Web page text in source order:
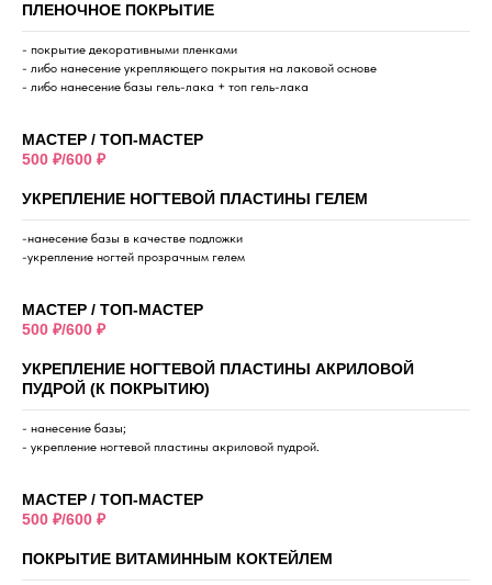
ПЛЕНОЧНОЕ ПОКРЫТИЕ
- покрытие декоративными пленками
- либо нанесение укрепляющего покрытия на лаковой основе
- либо нанесение базы гель-лака + топ гель-лака
МАСТЕР / ТОП-МАСТЕР
500 ₽/600 ₽
УКРЕПЛЕНИЕ НОГТЕВОЙ ПЛАСТИНЫ ГЕЛЕМ
-нанесение базы в качестве подложки
-укрепление ногтей прозрачным гелем
МАСТЕР / ТОП-МАСТЕР
500 ₽/600 ₽
УКРЕПЛЕНИЕ НОГТЕВОЙ ПЛАСТИНЫ АКРИЛОВОЙ
ПУДРОЙ (К ПОКРЫТИЮ)
- нанесение базы;
- укрепление ногтевой пластины акриловой пудрой.
МАСТЕР / ТОП-МАСТЕР
500 ₽/600 ₽
ПОКРЫТИЕ ВИТАМИННЫМ КОКТЕЙЛЕМ